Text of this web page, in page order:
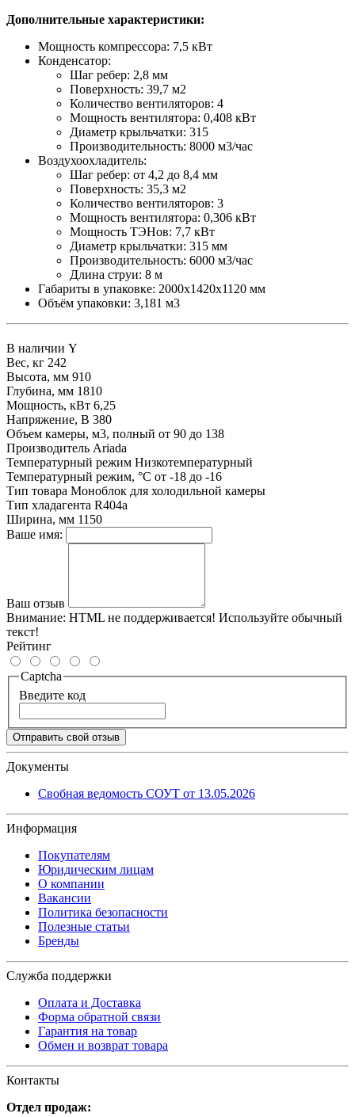
Дополнительные характеристики:
Мощность компрессора: 7,5 кВт
Конденсатор:
Шаг ребер: 2,8 мм
Поверхность: 39,7 м2
Количество вентиляторов: 4
Мощность вентилятора: 0,408 кВт
Диаметр крыльчатки: 315
Производительность: 8000 м3/час
Воздухоохладитель:
Шаг ребер: от 4,2 до 8,4 мм
Поверхность: 35,3 м2
Количество вентиляторов: 3
Мощность вентилятора: 0,306 кВт
Мощность ТЭНов: 7,7 кВт
Диаметр крыльчатки: 315 мм
Производительность: 6000 м3/час
Длина струи: 8 м
Габариты в упаковке: 2000х1420х1120 мм
Объём упаковки: 3,181 м3
В наличии Y
Вес, кг 242
Высота, мм 910
Глубина, мм 1810
Мощность, кВт 6,25
Напряжение, В 380
Объем камеры, м3, полный от 90 до 138
Производитель Ariada
Температурный режим Низкотемпературный
Температурный режим, °С от -18 до -16
Тип товара Моноблок для холодильной камеры
Тип хладагента R404a
Ширина, мм 1150
Ваше имя:
Ваш отзыв
Внимание: HTML не поддерживается! Используйте обычный
текст!
Рейтинг
Captcha
Введите код
Отправить свой отзыв
Документы
Свобная ведомость СОУТ от 13.05.2026
Информация
Покупателям
Юридическим лицам
О компании
Вакансии
Политика безопасности
Полезные статьи
Бренды
Служба поддержки
Оплата и Доставка
Форма обратной связи
Гарантия на товар
Обмен и возврат товара
Контакты
Отдел продаж: